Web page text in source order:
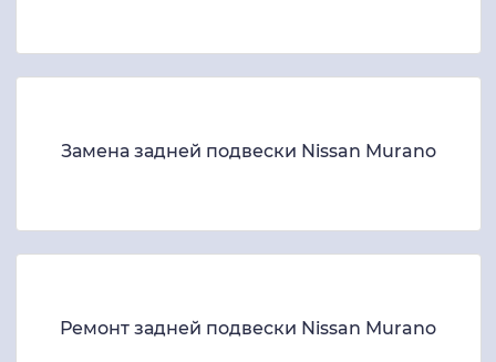
Замена задней подвески Nissan Murano
Ремонт задней подвески Nissan Murano